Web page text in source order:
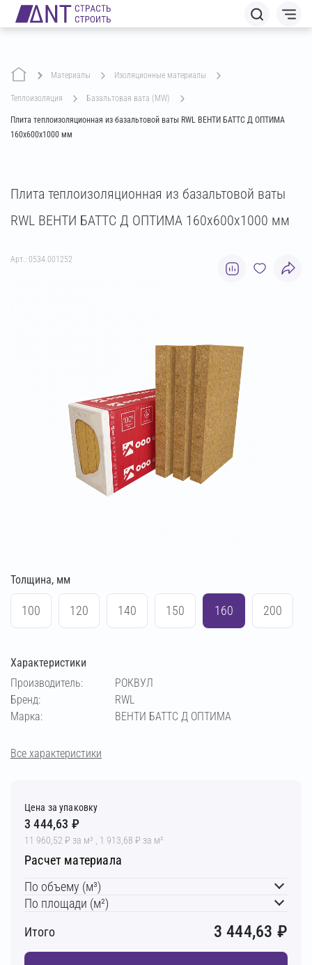
Материалы изоляционные материалы
теплоизоляция базальтовая вата (MW)
Плита теплоизоляционная из базальтовой ваты RWL ВЕНТИ БАТТС Д ОПТИМА
160х600х1000 мм
Плита теплоизоляционная из базальтовой ваты
RWL ВЕНТИ БАТТС Д ОПТИМА 160х600х1000 мм
Арт.: 0534.001252
Толщина, мм
100 120 140 150 160 200
Характеристики
Производитель:
РОКВУЛ
Бренд:
RWL
Марка:
ВЕНТИ БАТТС Д ОПТИМА
Все характеристики
Цена за упаковку
3 444,63 ₽
11 960,52 ₽ за м³ , 1 913,68 ₽ за м²
Расчет материала
По объему (м³)
По площади (м²)
Итого
3 444,63 ₽